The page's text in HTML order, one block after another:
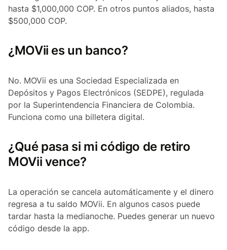
hasta $1,000,000 COP. En otros puntos aliados, hasta
$500,000 COP.
¿MOVii es un banco?
No. MOVii es una Sociedad Especializada en
Depósitos y Pagos Electrónicos (SEDPE), regulada
por la Superintendencia Financiera de Colombia.
Funciona como una billetera digital.
¿Qué pasa si mi código de retiro
MOVii vence?
La operación se cancela automáticamente y el dinero
regresa a tu saldo MOVii. En algunos casos puede
tardar hasta la medianoche. Puedes generar un nuevo
código desde la app.